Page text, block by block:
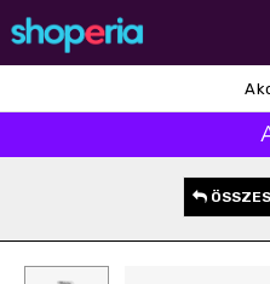
Mosogatás
Háztartás
Népszerű márkák